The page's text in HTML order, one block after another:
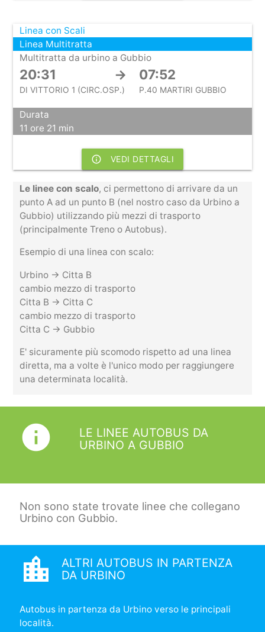
Linea con Scali
Linea Multitratta
Multitratta da urbino a Gubbio
20:31 → 07:52
DI VITTORIO 1 (CIRC.OSP.) P.40 MARTIRI GUBBIO
Durata
11 ore 21 min
info_outline VEDI DETTAGLI
Le linee con scalo, ci permettono di arrivare da un
punto A ad un punto B (nel nostro caso da Urbino a
Gubbio) utilizzando più mezzi di trasporto
(principalmente Treno o Autobus).
Esempio di una linea con scalo:
Urbino -> Citta B
cambio mezzo di trasporto
Citta B -> Citta C
cambio mezzo di trasporto
Citta C -> Gubbio
E' sicuramente più scomodo rispetto ad una linea
diretta, ma a volte è l'unico modo per raggiungere
una determinata località.
info
LE LINEE AUTOBUS DA
URBINO A GUBBIO
Non sono state trovate linee che collegano
Urbino con Gubbio.
location_city
ALTRI AUTOBUS IN PARTENZA
DA URBINO
Autobus in partenza da Urbino verso le principali
località.